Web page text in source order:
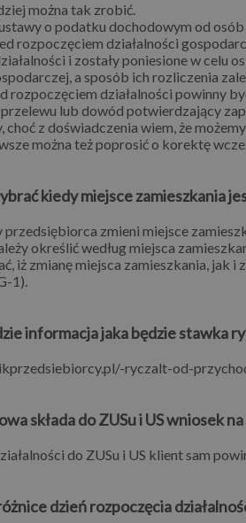
można tak zrobić.
o podatku dochodowym od
rozpoczęciem działalności
i zostały poniesione w celu
a sposób ich rozliczenia
rozpoczęciem działalności powinny
lub dowód potwierdzający
z doświadczenia wiem, że
można też poprosić o korektę
kiedy miejsce zamieszkania
przedsiębiorca zmieni miejsce
określić według miejsca
iż zmianę miejsca zamieszkania, jak
1).
informacja jaka będzie stawka
ryczalt-od-
składa do ZUSu i US wniosek
do ZUSu i US klient sam
dzień rozpoczęcia